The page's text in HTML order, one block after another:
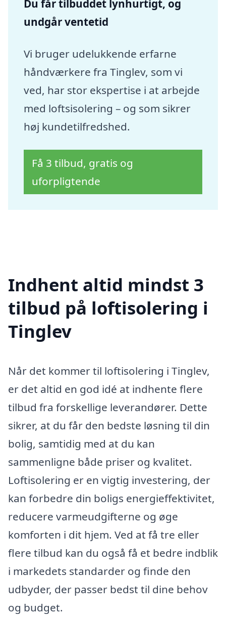
Du får tilbuddet lynhurtigt, og
undgår ventetid
Vi bruger udelukkende erfarne
håndværkere fra Tinglev, som vi
ved, har stor ekspertise i at arbejde
med loftsisolering – og som sikrer
høj kundetilfredshed.
Få 3 tilbud, gratis og
uforpligtende
Indhent altid mindst 3
tilbud på loftisolering i
Tinglev
Når det kommer til loftisolering i Tinglev,
er det altid en god idé at indhente flere
tilbud fra forskellige leverandører. Dette
sikrer, at du får den bedste løsning til din
bolig, samtidig med at du kan
sammenligne både priser og kvalitet.
Loftisolering er en vigtig investering, der
kan forbedre din boligs energieffektivitet,
reducere varmeudgifterne og øge
komforten i dit hjem. Ved at få tre eller
flere tilbud kan du også få et bedre indblik
i markedets standarder og finde den
udbyder, der passer bedst til dine behov
og budget.